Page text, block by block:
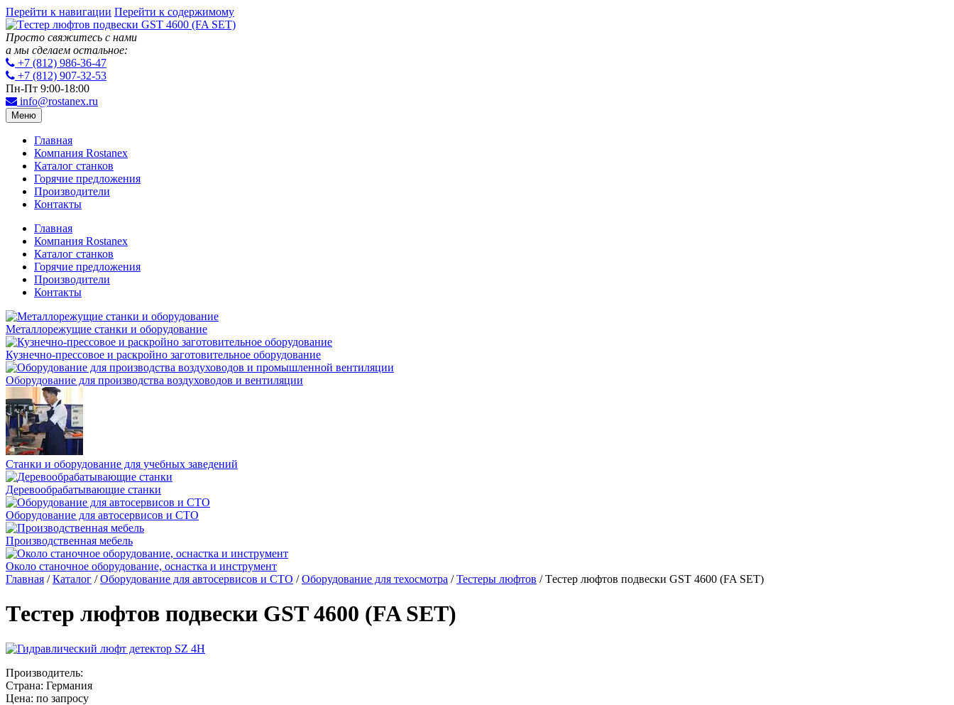
Перейти к навигации Перейти к содержимому
Просто свяжитесь с нами
а мы сделаем остальное:
+7 (812) 986-36-47
+7 (812) 907-32-53
Пн-Пт 9:00-18:00
info@rostanex.ru
Меню
Главная
Компания Rostanex
Каталог станков
Горячие предложения
Производители
Контакты
Главная
Компания Rostanex
Каталог станков
Горячие предложения
Производители
Контакты
Металлорежущие станки и оборудование
Кузнечно-прессовое и раскройно заготовительное оборудование
Оборудование для производства воздуховодов и вентиляции
Станки и оборудование для учебных заведений
Деревообрабатывающие станки
Оборудование для автосервисов и СТО
Производственная мебель
Около станочное оборудование, оснастка и инструмент
Главная /Каталог /Оборудование для автосервисов и СТО /Оборудование для техосмотра /Тестеры люфтов / Tестер люфтов подвески GST 4600 (FA SET)
Tестер люфтов подвески GST 4600 (FA SET)
Производитель:
Страна: Германия
Цена: по запросу